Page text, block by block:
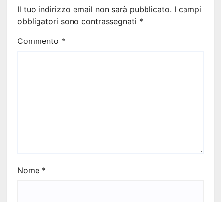
Il tuo indirizzo email non sarà pubblicato. I campi
obbligatori sono contrassegnati *
Commento *
Nome *